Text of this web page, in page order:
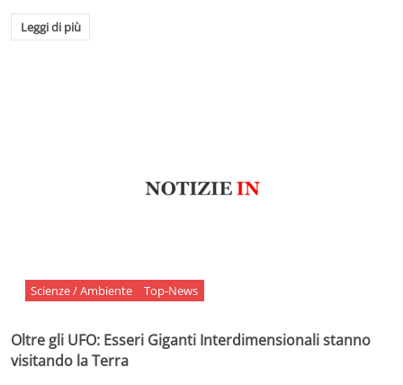
Leggi di più
Scienze / Ambiente Top-News
Oltre gli UFO: Esseri Giganti Interdimensionali stanno
visitando la Terra